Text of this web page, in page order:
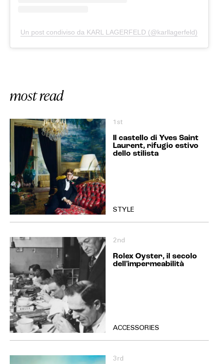
Un post condiviso da KARL LAGERFELD (@karllagerfeld)
most read
1st
Il castello di Yves Saint
Laurent, rifugio estivo
dello stilista
STYLE
2nd
Rolex Oyster, il secolo
dell'impermeabilità
ACCESSORIES
3rd